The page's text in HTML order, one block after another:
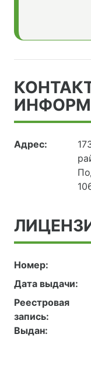
Адрес:
Номер:
Дата выдачи:
Реестровая
запись:
Выдан: